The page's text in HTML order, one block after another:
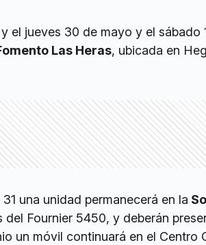
el jueves 30 de mayo y el sábado
Las Heras, ubicada en
una unidad permanecerá en la
del Fournier 5450, y deberán
un móvil continuará en el Centro